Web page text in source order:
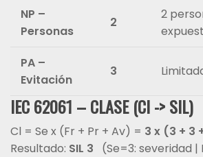
NP –
Personas
2
2
PA –
Evitación
3
IEC 62061 – CLASE (Cl -> SIL)
Cl = Se x (Fr + Pr + Av) = 3 x (3 + 3
Resultado: SIL 3 (Se=3: severidad |